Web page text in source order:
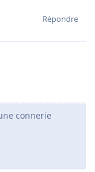
Répondre
connerie